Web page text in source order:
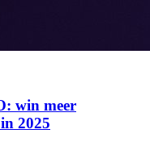
win meer
2025